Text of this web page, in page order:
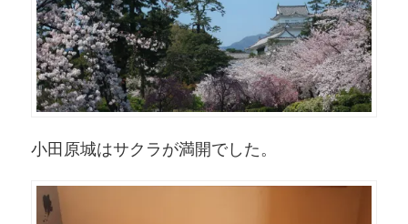
小田原城はサクラが満開でした。